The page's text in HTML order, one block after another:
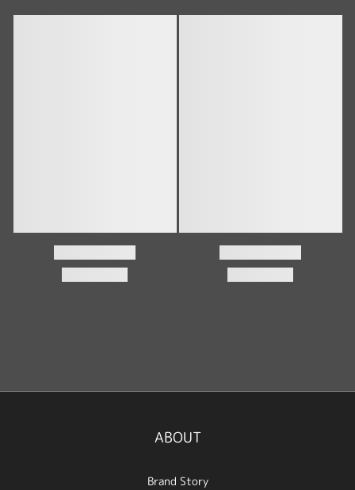
ABOUT
Brand Story